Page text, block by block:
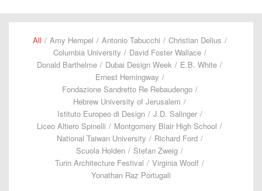
All / Amy Hempel / Antonio Tabucchi / Christian Delius /
Columbia University / David Foster Wallace /
Donald Barthelme / Dubai Design Week / E.B. White /
Ernest Hemingway /
Fondazione Sandretto Re Rebaudengo /
Hebrew University of Jerusalem /
Istituto Europeo di Design / J.D. Salinger /
Liceo Altiero Spinelli / Montgomery Blair High School /
National Taiwan University / Richard Ford /
Scuola Holden / Stefan Zweig /
Turin Architecture Festival / Virginia Woolf /
Yonathan Raz Portugali